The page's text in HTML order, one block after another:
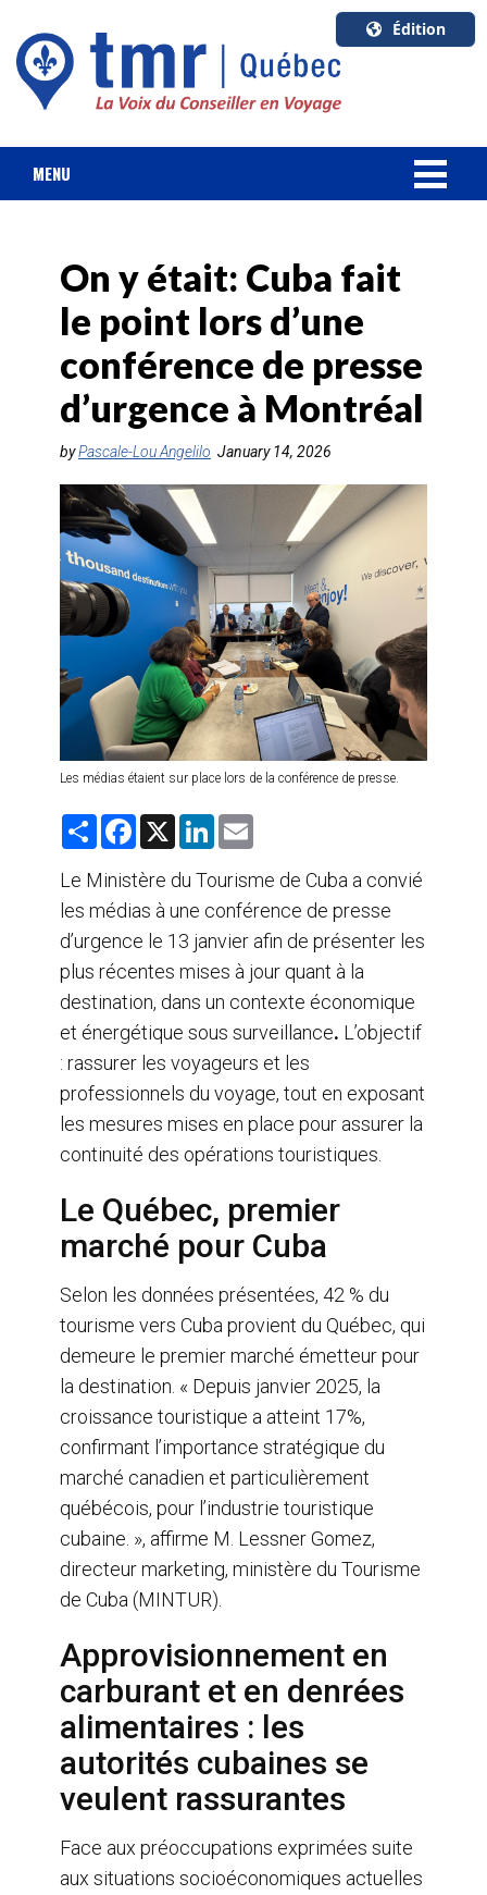
Édition
U.S.A.
English
Canada
Français
MENU
FORFAIT VACANCES
CROISIÈRES
HOTELS & RESORTS
DESTINATIONS
AGENTS DE VOYAGE
FORMATION & RESSOURCES
On y était: Cuba fait
le point lors d’une
conférence de presse
d’urgence à Montréal
byPascale-Lou Angelilo January 14, 2026
Les médias étaient sur place lors de la conférence de presse.
S
r
e
F
e
b
o
k
X
L
k
e
d
n
i
l
Le Ministère du Tourisme de Cuba a convié
les médias à une conférence de presse
d’urgence le 13 janvier afin de présenter les
plus récentes mises à jour quant à la
destination, dans un contexte économique
et énergétique sous surveillance. L’objectif
: rassurer les voyageurs et les
professionnels du voyage, tout en exposant
les mesures mises en place pour assurer la
continuité des opérations touristiques.
Le Québec, premier
marché pour Cuba
Selon les données présentées, 42 % du
tourisme vers Cuba provient du Québec, qui
demeure le premier marché émetteur pour
la destination. « Depuis janvier 2025, la
croissance touristique a atteint 17%,
confirmant l’importance stratégique du
marché canadien et particulièrement
québécois, pour l’industrie touristique
cubaine. », affirme M. Lessner Gomez,
directeur marketing, ministère du Tourisme
de Cuba (MINTUR).
Approvisionnement en
carburant et en denrées
alimentaires : les
autorités cubaines se
veulent rassurantes
Face aux préoccupations exprimées suite
aux situations socioéconomiques actuelles